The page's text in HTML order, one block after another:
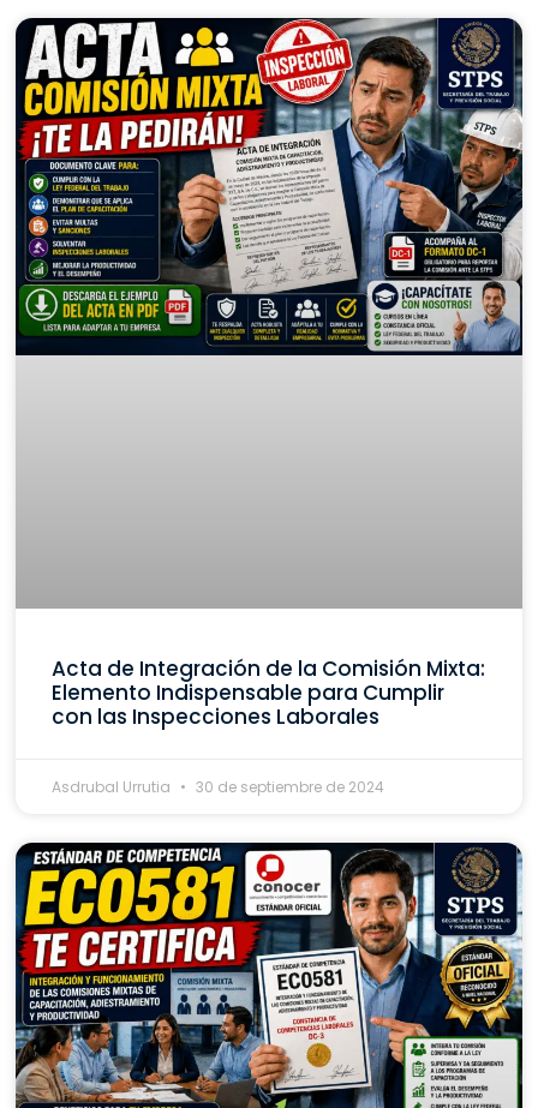
Acta de Integración de la Comisión Mixta:
Elemento Indispensable para Cumplir
con las Inspecciones Laborales
Asdrubal Urrutia 30 de septiembre de 2024